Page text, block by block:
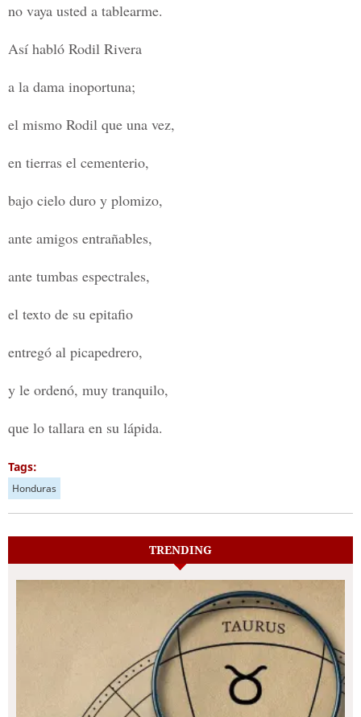
no vaya usted a tablearme.
Así habló Rodil Rivera
a la dama inoportuna;
el mismo Rodil que una vez,
en tierras el cementerio,
bajo cielo duro y plomizo,
ante amigos entrañables,
ante tumbas espectrales,
el texto de su epitafio
entregó al picapedrero,
y le ordenó, muy tranquilo,
que lo tallara en su lápida.
Tags:
Honduras
TRENDING